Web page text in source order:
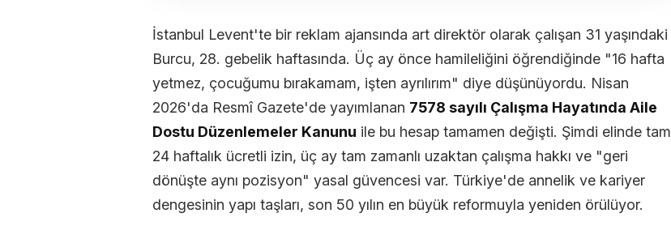
İstanbul Levent'te bir reklam ajansında art direktör olarak çalışan 31 yaşındaki
Burcu, 28. gebelik haftasında. Üç ay önce hamileliğini öğrendiğinde "16 hafta
yetmez, çocuğumu bırakamam, işten ayrılırım" diye düşünüyordu. Nisan
2026'da Resmî Gazete'de yayımlanan 7578 sayılı Çalışma Hayatında Aile
Dostu Düzenlemeler Kanunu ile bu hesap tamamen değişti. Şimdi elinde tam
24 haftalık ücretli izin, üç ay tam zamanlı uzaktan çalışma hakkı ve "geri
dönüşte aynı pozisyon" yasal güvencesi var. Türkiye'de annelik ve kariyer
dengesinin yapı taşları, son 50 yılın en büyük reformuyla yeniden örülüyor.